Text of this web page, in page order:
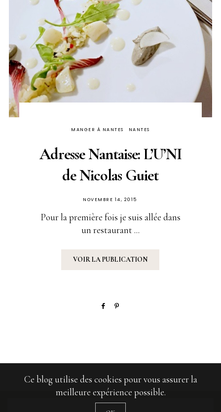
MANGER À NANTES NANTES
Adresse Nantaise: L’U’NI
de Nicolas Guiet
PUBLIÉ
SUR
NOVEMBRE 14, 2015
Pour la première fois je suis allée dans
un restaurant ...
VOIR LA PUBLICATION
Ce blog utilise des cookies pour vous assurer la
meilleure expérience possible.